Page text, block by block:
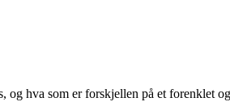
hva som er forskjellen på et forenklet